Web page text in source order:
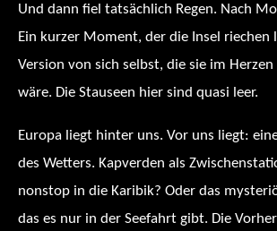
Und dann fiel tatsächlich Regen. Nach
Ein kurzer Moment, der die Insel riechen
Version von sich selbst, die sie im
wäre. Die Stauseen hier sind quasi leer.
Europa liegt hinter uns. Vor uns liegt:
des Wetters. Kapverden als
nonstop in die Karibik? Oder das
das es nur in der Seefahrt gibt. Die